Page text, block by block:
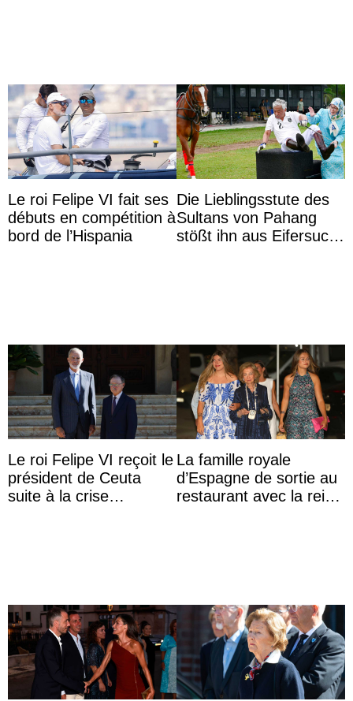
Le roi Felipe VI fait ses
débuts en compétition à
bord de l’Hispania
Die Lieblingsstute des
Sultans von Pahang
stößt ihn aus Eifersucht
Le roi Felipe VI reçoit le
président de Ceuta
suite à la crise
La famille royale
d’Espagne de sortie au
restaurant avec la reine